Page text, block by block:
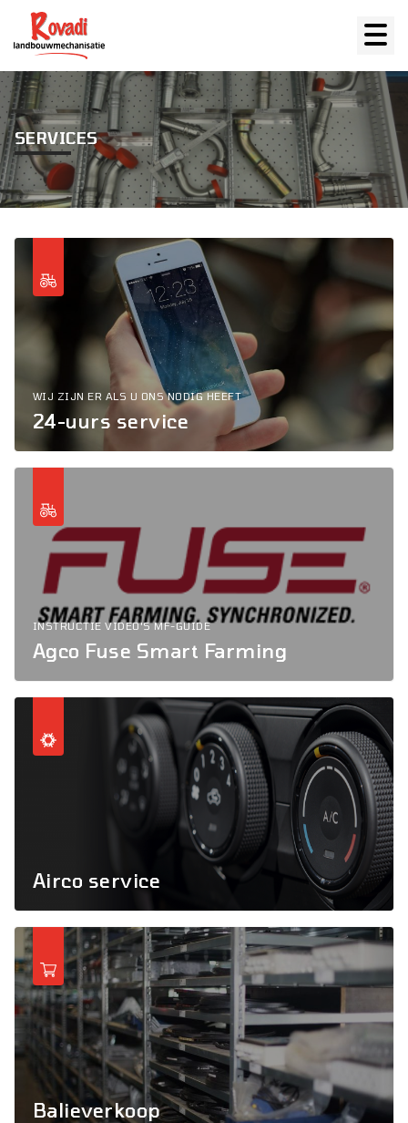
SERVICES
WIJ ZIJN ER ALS U ONS NODIG HEEFT
24-uurs service
INSTRUCTIE VIDEO'S MF-GUIDE
Agco Fuse Smart Farming
Airco service
Balieverkoop